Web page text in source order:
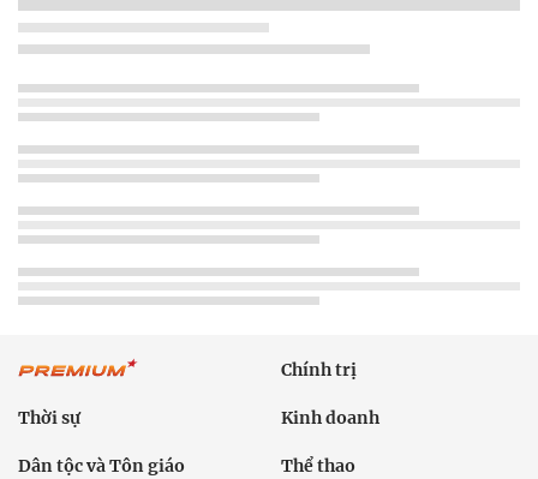
Chính trị
Thời sự Kinh doanh
Dân tộc và Tôn giáo Thể thao